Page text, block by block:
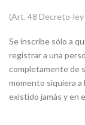
(Art. 48 Decreto-ley
Se inscribe sólo a
registrar a una
completamente de
momento siquiera a
existido jamás y en